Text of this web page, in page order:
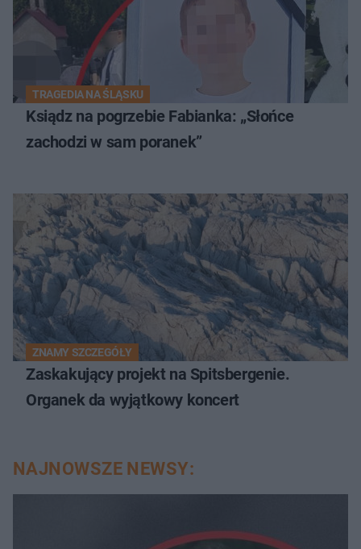
TRAGEDIA NA ŚLĄSKU
Ksiądz na pogrzebie Fabianka: „Słońce
zachodzi w sam poranek”
ZNAMY SZCZEGÓŁY
Zaskakujący projekt na Spitsbergenie.
Organek da wyjątkowy koncert
NAJNOWSZE NEWSY: